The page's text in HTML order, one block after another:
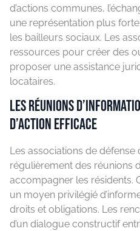
d’actions communes,
une représentation plus
les bailleurs sociaux. Les
ressources pour créer des
proposer une assistance
locataires.
Les réunions
d’action efficace
Les associations de
régulièrement des réunions
accompagner les résidents.
un moyen privilégié
droits et obligations. Les
d’un dialogue constructif